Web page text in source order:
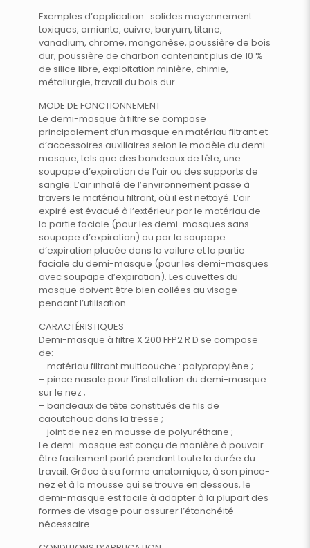
Exemples d’application : solides moyennement
toxiques, amiante, cuivre, baryum, titane,
vanadium, chrome, manganèse, poussière de bois
dur, poussière de charbon contenant plus de 10 %
de silice libre, exploitation minière, chimie,
métallurgie, travail du bois dur.
MODE DE FONCTIONNEMENT
Le demi-masque à filtre se compose
principalement d’un masque en matériau filtrant et
d’accessoires auxiliaires selon le modèle du demi-
masque, tels que des bandeaux de tête, une
soupape d’expiration de l’air ou des supports de
sangle. L’air inhalé de l’environnement passe à
travers le matériau filtrant, où il est nettoyé. L’air
expiré est évacué à l’extérieur par le matériau de
la partie faciale (pour les demi-masques sans
soupape d’expiration) ou par la soupape
d’expiration placée dans la voilure et la partie
faciale du demi-masque (pour les demi-masques
avec soupape d’expiration). Les cuvettes du
masque doivent être bien collées au visage
pendant l’utilisation.
CARACTÉRISTIQUES
Demi-masque à filtre X 200 FFP2 R D se compose
de:
– matériau filtrant multicouche : polypropylène ;
– pince nasale pour l’installation du demi-masque
sur le nez ;
– bandeaux de tête constitués de fils de
caoutchouc dans la tresse ;
– joint de nez en mousse de polyuréthane ;
Le demi-masque est conçu de manière à pouvoir
être facilement porté pendant toute la durée du
travail. Grâce à sa forme anatomique, à son pince-
nez et à la mousse qui se trouve en dessous, le
demi-masque est facile à adapter à la plupart des
formes de visage pour assurer l’étanchéité
nécessaire.